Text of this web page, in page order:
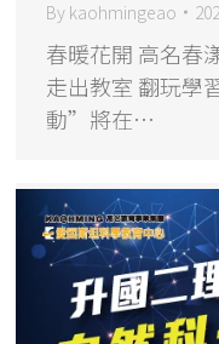
By kaohmingeao
春暖花開 高名春
走出教室 翻玩學
動”將在…